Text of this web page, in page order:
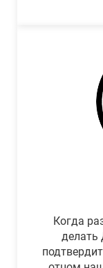
Когда
делать